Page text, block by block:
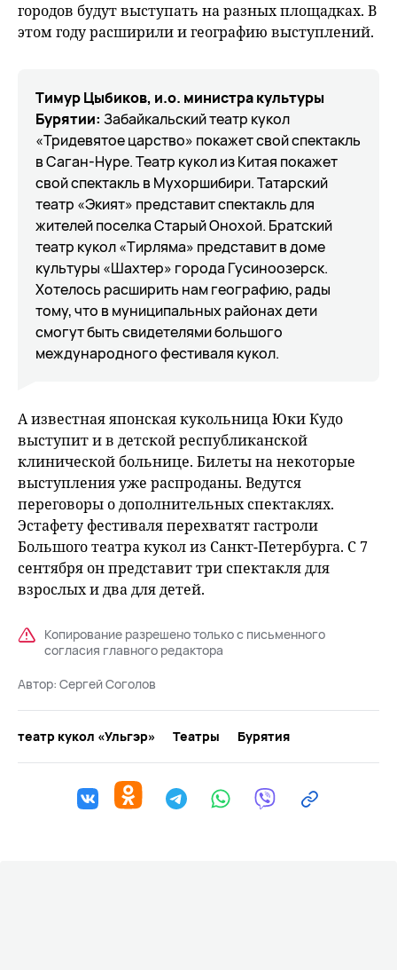
городов будут выступать на разных площадках. В
этом году расширили и географию выступлений.
Тимур Цыбиков, и.о. министра культуры
Бурятии: Забайкальский театр кукол
«Тридевятое царство» покажет свой спектакль
в Саган-Нуре. Театр кукол из Китая покажет
свой спектакль в Мухоршибири. Татарский
театр «Экият» представит спектакль для
жителей поселка Старый Онохой. Братский
театр кукол «Тирляма» представит в доме
культуры «Шахтер» города Гусиноозерск.
Хотелось расширить нам географию, рады
тому, что в муниципальных районах дети
смогут быть свидетелями большого
международного фестиваля кукол.
А известная японская кукольница Юки Кудо
выступит и в детской республиканской
клинической больнице. Билеты на некоторые
выступления уже распроданы. Ведутся
переговоры о дополнительных спектаклях.
Эстафету фестиваля перехватят гастроли
Большого театра кукол из Санкт-Петербурга. С 7
сентября он представит три спектакля для
взрослых и два для детей.
Копирование разрешено только с письменного
согласия главного редактора
Автор: Сергей Соголов
театр кукол «Ульгэр» Театры Бурятия